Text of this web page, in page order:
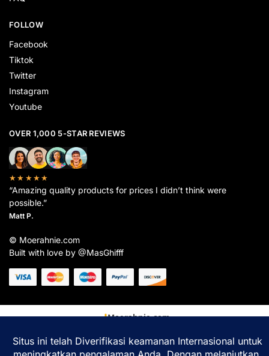
FOLLOW
Facebook
Tiktok
Twitter
Instagram
Youtube
OVER 1,000 5-STAR REVIEWS
★★★★★
“Amazing quality products for prices I didn’t think were
possible.”
Matt P.
© Moerahnie.com
Built with love by @MasGhifff
Moerahnie.com
pengalaman belanja terbaik Anda.